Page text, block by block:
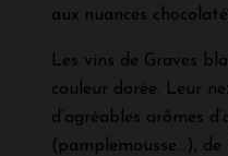
aux nuances
Les vins de Graves
couleur dorée. Leur
d’agréables arômes
(pamplemousse…),